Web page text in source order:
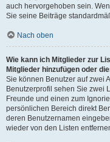
auch hervorgehoben sein.
Sie seine Beiträge
Nach oben
Wie kann ich Mitglieder zur
Mitglieder hinzufügen oder
Sie können Benutzer auf zwei
Benutzerprofil sehen Sie zwei
Freunde und einen zum
persönlichen Bereich direkt
deren Benutzernamen
wieder von den Listen